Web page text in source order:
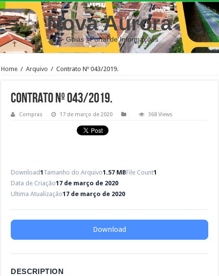
Nova Aurora
– Goiás | Portal de Informações
Home / Arquivo / Contrato Nº 043/2019.
Contrato Nº 043/2019.
Compras 17 de março de 2020 368 Views
Download1 Tamanho do Arquivo1.57 MBFile Count1
Data de Criação17 de março de 2020
Ultima Atualização17 de março de 2020
Download
DESCRIPTION